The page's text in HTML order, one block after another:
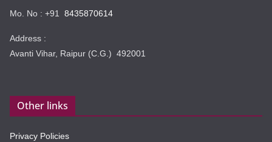
Mo. No : +91 8435870614
Address :
Avanti Vihar, Raipur (C.G.) 492001
Other links
Privacy Policies